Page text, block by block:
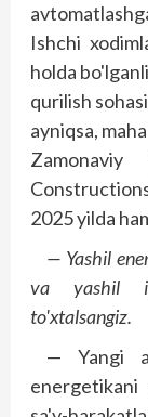
Ishchi
holda
qurilish
ayniqsa,
Zamonaviy
2025 yilda
— Yashil
va yashil
to'xtalsangiz.
— Yangi